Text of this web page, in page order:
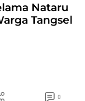
Nataru
Tangsel
0